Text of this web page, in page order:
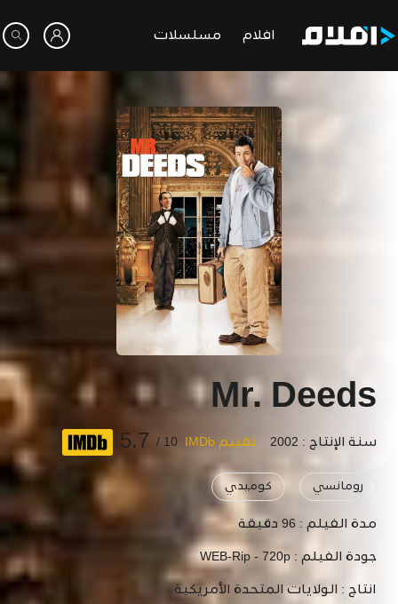
افلام مسلسلات
Mr. Deeds
سنة الإنتاج : 2002 تقييم IMDb 10 /
5.7
رومانسي كوميدي
مدة الفيلم : 96 دقيقة
جودة الفيلم : WEB-Rip - 720p
انتاج : الولايات المتحدة الأمريكية